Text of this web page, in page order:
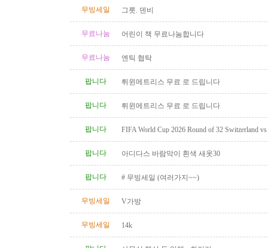
무빙세일 그릇. 덴비
무료나눔 어린이 책 무료나눔합니다
무료나눔 엔틱 협탁
팝니다 튀윈메트리스 무료 로 드립니다
팝니다 튀윈메트리스 무료 로 드립니다
팝니다
FIFA World Cup 2026 Round of 32 Switzerland
팝니다
아디다스 바람막이 흰색 새옷30
팝니다 # 무빙세일 (여러가지~~)
무빙세일 V가방
무빙세일 14k